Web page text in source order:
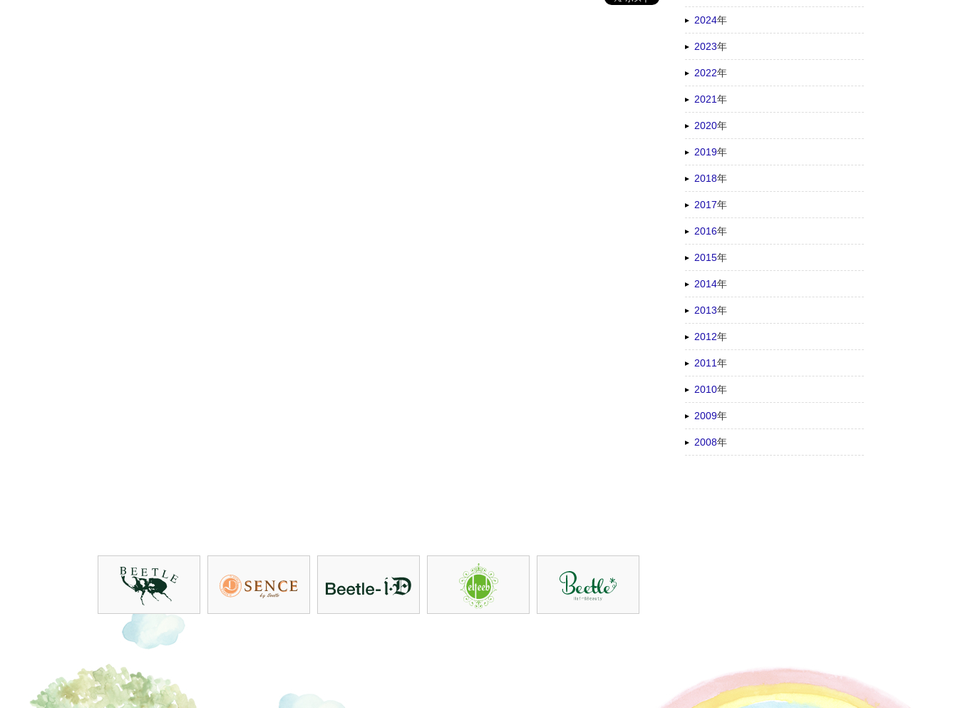
2024年
2023年
2022年
2021年
2020年
2019年
2018年
2017年
2016年
2015年
2014年
2013年
2012年
2011年
2010年
2009年
2008年